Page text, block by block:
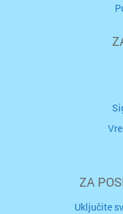
ZA
Uključite